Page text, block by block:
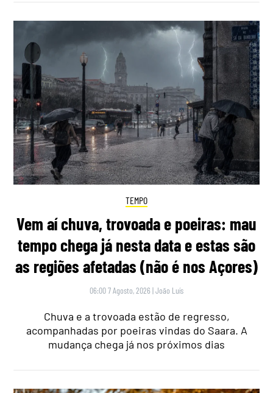
TEMPO
Vem aí chuva, trovoada e poeiras: mau
tempo chega já nesta data e estas são
as regiões afetadas (não é nos Açores)
06:00 7 Agosto, 2026 |João Luís
Chuva e a trovoada estão de regresso,
acompanhadas por poeiras vindas do Saara. A
mudança chega já nos próximos dias